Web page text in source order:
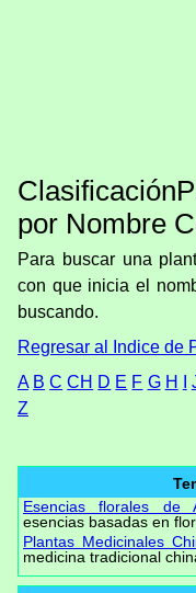
por Nombre
Para buscar una
con que inicia el
buscando.
Regresar al Indice de
A B C CH D E F G H
Z
Esencias florales de
esencias basadas en
Plantas Medicinales
medicina tradicional